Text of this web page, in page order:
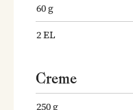
60g
2EL
Creme
250g